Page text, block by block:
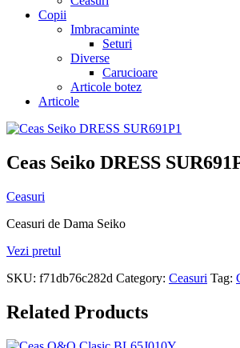
Copii
Imbracaminte
Seturi
Diverse
Carucioare
Articole botez
Articole
Ceas Seiko DRESS
Ceasuri
Ceasuri de Dama Seiko
Vezi pretul
SKU: f71db76c282d Category: Ceasuri Tag:
Related Products